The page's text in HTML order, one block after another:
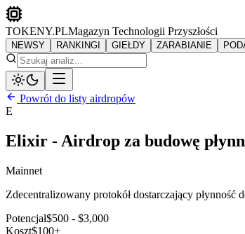
TOKENY.PLMagazyn Technologii Przyszłości
NEWSY RANKINGI GIEŁDY ZARABIANIE
Powrót do listy airdropów
E
Elixir - Airdrop za budowę
Mainnet
Zdecentralizowany protokół dostarczający
Potencjał$500 - $3,000
Koszt$100+